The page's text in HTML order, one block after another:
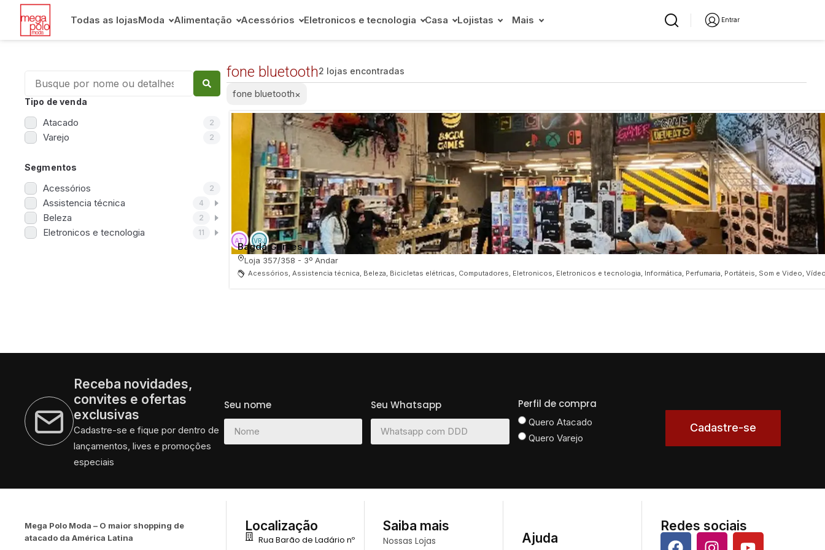
Todas as lojasModa Alimentação Acessórios Eletronicos e tecnologia Casa Lojistas Mais Entrar
Tipo de venda
Atacado 2
Varejo 2
Segmentos
Acessórios 2
Assistencia técnica 4
Beleza 2
Eletronicos e tecnologia 11
fone bluetooth2 lojas encontradas
fone bluetooth×
Bagdá Games
Loja 357/358 - 3º Andar
Acessórios, Assistencia técnica, Beleza, Bicicletas elétricas, Computadores, Eletronicos, Eletronicos e tecnologia, Informática, Perfumaria, Portáteis, Som e Video,
Receba novidades,
convites e ofertas
exclusivas
Cadastre-se e fique por dentro de
lançamentos, lives e promoções
especiais
Seu nome Seu Whatsapp Perfil de compra
Quero Atacado
Quero Varejo
Cadastre-se
Mega Polo Moda – O maior shopping de
atacado da América Latina
Localização
Rua Barão de Ladário nº
Saiba mais
Nossas Lojas Ajuda
Redes sociais